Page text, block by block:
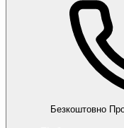
Безкоштовно